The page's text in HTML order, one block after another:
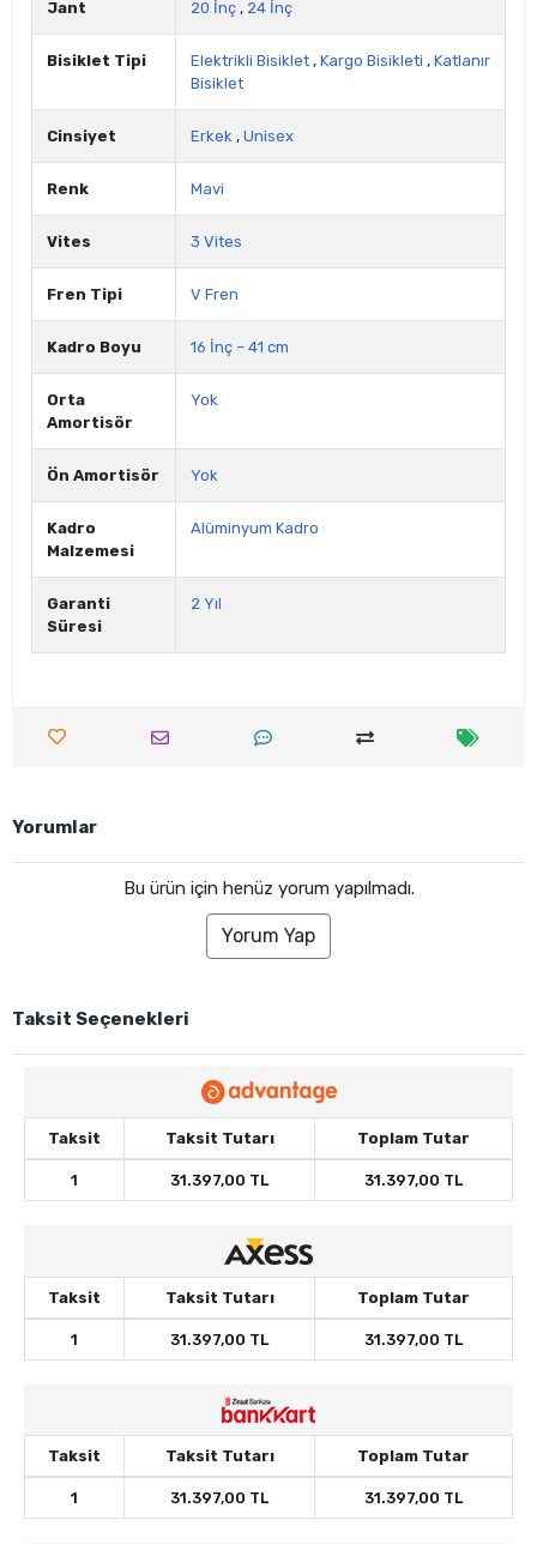
Jant 20 İnç , 24 İnç
Bisiklet Tipi Elektrikli Bisiklet , Kargo Bisikleti , Katlanır
Bisiklet
Cinsiyet Erkek , Unisex
Renk Mavi
Vites 3 Vites
Fren Tipi V Fren
Kadro Boyu 16 İnç – 41 cm
Orta
Amortisör
Yok
Ön Amortisör Yok
Kadro
Malzemesi
Alüminyum Kadro
Garanti
Süresi
2 Yıl
Yorumlar
Bu ürün için henüz yorum yapılmadı.
Yorum Yap
Taksit Seçenekleri
Taksit Taksit Tutarı Toplam Tutar
1 31.397,00 TL 31.397,00 TL
Taksit Taksit Tutarı Toplam Tutar
1 31.397,00 TL 31.397,00 TL
Taksit Taksit Tutarı Toplam Tutar
1 31.397,00 TL 31.397,00 TL